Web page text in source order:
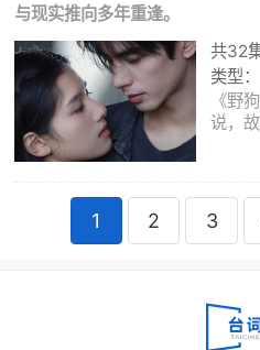
与现实推向多年重逢。
共32
类型：
《野
说，
破碎
的相识
1 2 3